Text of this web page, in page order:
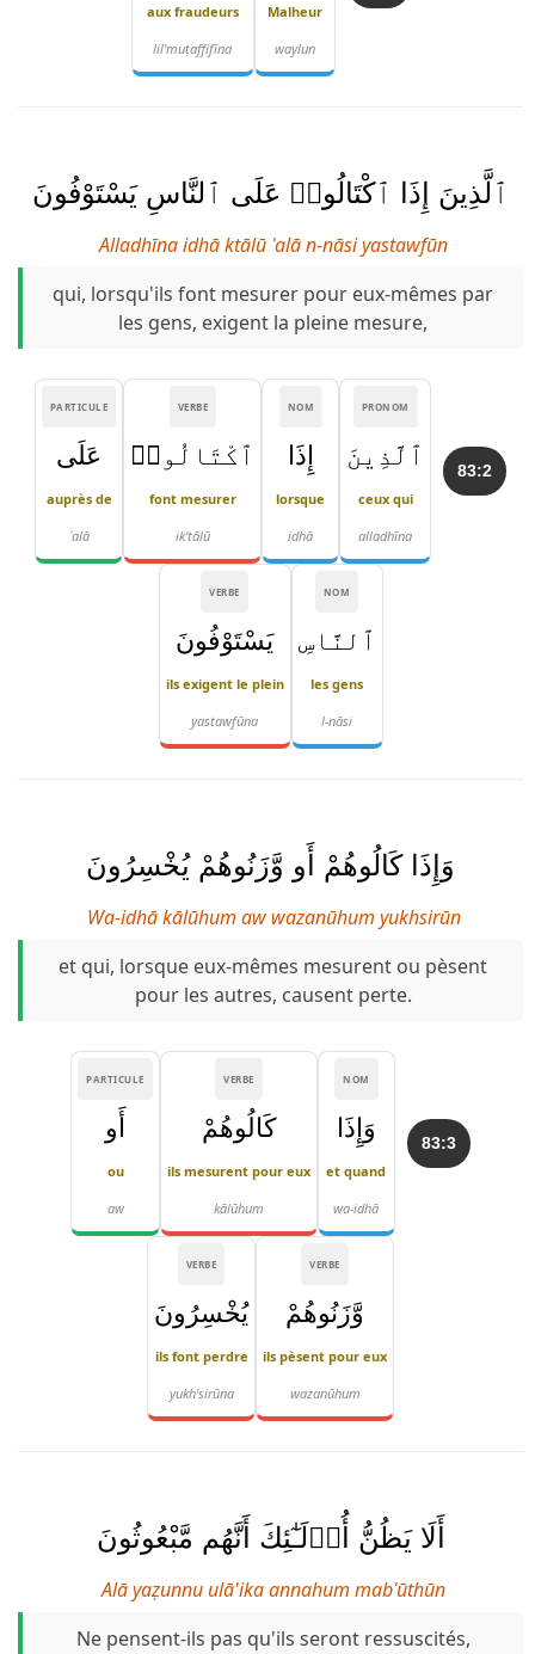
Malheur
waylun
aux fraudeurs
lil'muṭaffifīna
ٱلَّذِينَ إِذَا ٱكْتَالُوا۟ عَلَى ٱلنَّاسِ يَسْتَوْفُونَ
Alladhīna idhā ktālū ʿalā n-nāsi yastawfūn
qui, lorsqu'ils font mesurer pour eux-mêmes par
les gens, exigent la pleine mesure,
83:2
PRONOM
ٱلَّذِينَ
ceux qui
alladhīna
NOM
إِذَا
lorsque
idhā
VERBE
ٱكْتَالُوا۟
font mesurer
ik'tālū
PARTICULE
عَلَى
auprès de
ʿalā
NOM
ٱلنَّاسِ
les gens
l-nāsi
VERBE
يَسْتَوْفُونَ
ils exigent le plein
yastawfūna
وَإِذَا كَالُوهُمْ أَو وَّزَنُوهُمْ يُخْسِرُونَ
Wa-idhā kālūhum aw wazanūhum yukhsirūn
et qui, lorsque eux-mêmes mesurent ou pèsent
pour les autres, causent perte.
83:3
NOM
وَإِذَا
et quand
wa-idhā
VERBE
كَالُوهُمْ
ils mesurent pour eux
kālūhum
PARTICULE
أَو
ou
aw
VERBE
وَّزَنُوهُمْ
ils pèsent pour eux
wazanūhum
VERBE
يُخْسِرُونَ
ils font perdre
yukh'sirūna
أَلَا يَظُنُّ أُو۟لَـٰٓئِكَ أَنَّهُم مَّبْعُوثُونَ
Alā yaẓunnu ulā'ika annahum mabʿūthūn
Ne pensent-ils pas qu'ils seront ressuscités,